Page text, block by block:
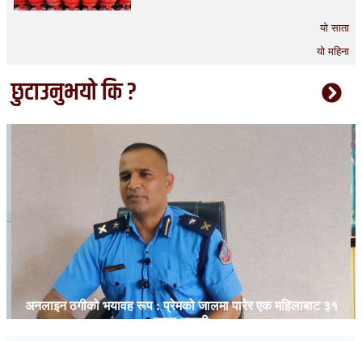
यो साता
यो महिना
छुटाउनुभयो कि ?
अनलाइन ठगीको भयावह रूप : प्रेमको जालमा पारेर एक महिलाबाट ३१
लाख असुली